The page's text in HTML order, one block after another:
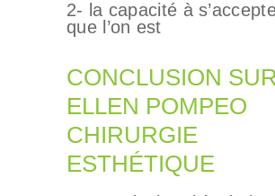
2- la capacité à
que l’on est
CONCLUSION
ELLEN POMPEO
CHIRURGIE
ESTHÉTIQUE